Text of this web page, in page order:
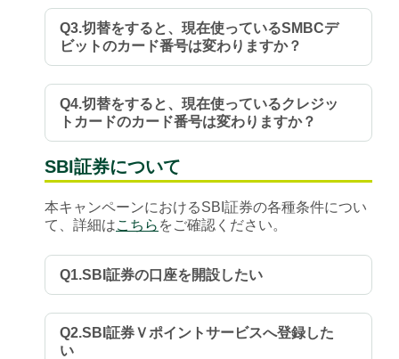
Q3.切替をすると、現在使っているSMBCデ
ビットのカード番号は変わりますか？
Q4.切替をすると、現在使っているクレジッ
トカードのカード番号は変わりますか？
SBI証券について
本キャンペーンにおけるSBI証券の各種条件につい
て、詳細はこちら をご確認ください。
Q1.SBI証券の口座を開設したい
Q2.SBI証券Ｖポイントサービスへ登録した
い